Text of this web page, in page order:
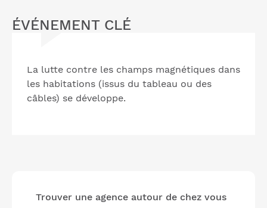
ÉVÉNEMENT CLÉ
La lutte contre les champs magnétiques dans
les habitations (issus du tableau ou des
câbles) se développe.
Trouver une agence autour de chez vous